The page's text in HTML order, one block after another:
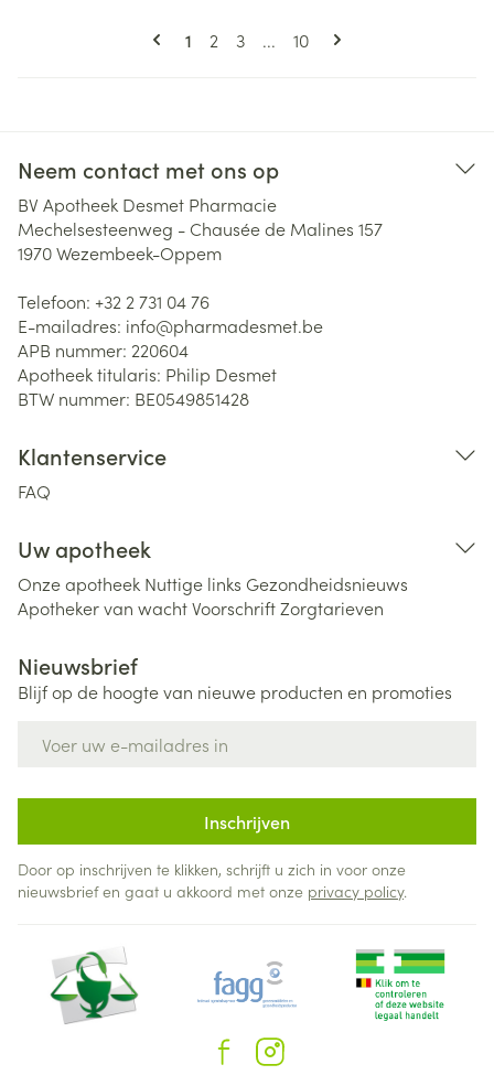
Pagina's
U lees momenteel pagina
1 Pagina
2 Pagina
3 ... Pagina
10
Neem contact met ons op
BV Apotheek Desmet Pharmacie
Mechelsesteenweg - Chausée de Malines 157
1970Wezembeek-Oppem
Telefoon: +32 2 731 04 76
E-mailadres: info@pharmadesmet.be
APB nummer: 220604
Apotheek titularis: Philip Desmet
BTW nummer: BE0549851428
Klantenservice
FAQ
Uw apotheek
Onze apotheek Nuttige links Gezondheidsnieuws
Apotheker van wachtVoorschriftZorgtarieven
Nieuwsbrief
Blijf op de hoogte van nieuwe producten en promoties
Inschrijven
Door op inschrijven te klikken, schrijft u zich in voor onze
nieuwsbrief en gaat u akkoord met onze privacy policy.